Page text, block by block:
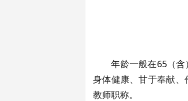
年龄一般在65（含
身体健康、甘于奉献
教师职称。